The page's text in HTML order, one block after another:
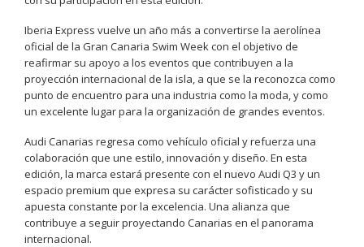
Iberia Express vuelve un año más a convertirse la aerolínea
oficial de la Gran Canaria Swim Week con el objetivo de
reafirmar su apoyo a los eventos que contribuyen a la
proyección internacional de la isla, a que se la reconozca como
punto de encuentro para una industria como la moda, y como
un excelente lugar para la organización de grandes eventos.
Audi Canarias regresa como vehículo oficial y refuerza una
colaboración que une estilo, innovación y diseño. En esta
edición, la marca estará presente con el nuevo Audi Q3 y un
espacio premium que expresa su carácter sofisticado y su
apuesta constante por la excelencia. Una alianza que
contribuye a seguir proyectando Canarias en el panorama
internacional.